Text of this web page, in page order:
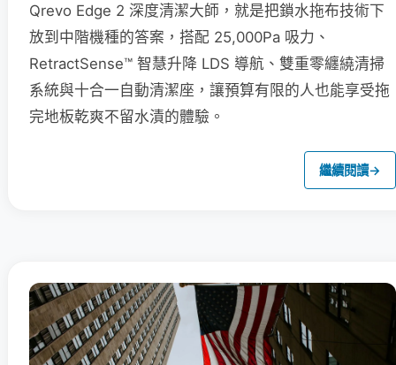
Qrevo Edge 2 深度清潔大師，就是把鎖水拖布技術下
放到中階機種的答案，搭配 25,000Pa 吸力、
RetractSense™ 智慧升降 LDS 導航、雙重零纏繞清掃
系統與十合一自動清潔座，讓預算有限的人也能享受拖
完地板乾爽不留水漬的體驗。
繼續閱讀→